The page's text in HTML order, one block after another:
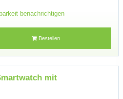
benachrichtigen
Bestellen
mit